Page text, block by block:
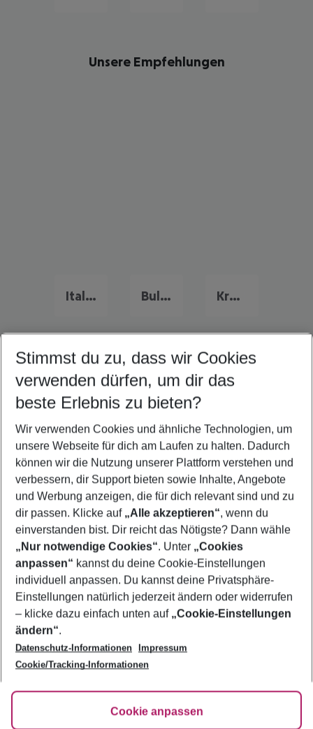
Unsere Empfehlungen
Italien Familienurlaub Bulgarien Familienurlaub Kreta Familienurlaub
Quicklinks
Frübucher Angebote Kroatien für 2026
Last Minute Kroatien
Pauschalreisen Kroatien
Flug & Hotel Kroatien
Urlaub Kroatien
Footer
Footer navigation
Über uns
AGB
Bestpreisgarantie
Cookie-Einstellungen ändern
Cookie-Richtlinie
Agenturbetreuung
Barrierefreies Reisen
HanseMerkur Reiseversicherung
Folge uns
Stimmst du zu, dass wir Cookies
verwenden dürfen, um dir das
beste Erlebnis zu bieten?
Wir verwenden Cookies und ähnliche Technologien, um
unsere Webseite für dich am Laufen zu halten. Dadurch
können wir die Nutzung unserer Plattform verstehen und
verbessern, dir Support bieten sowie Inhalte, Angebote
und Werbung anzeigen, die für dich relevant sind und zu
dir passen. Klicke auf „Alle akzeptieren“, wenn du
einverstanden bist. Dir reicht das Nötigste? Dann wähle
„Nur notwendige Cookies“. Unter „Cookies
anpassen“ kannst du deine Cookie-Einstellungen
individuell anpassen. Du kannst deine Privatsphäre-
Einstellungen natürlich jederzeit ändern oder widerrufen
– klicke dazu einfach unten auf „Cookie-Einstellungen
ändern“.
Datenschutz-Informationen
Impressum
Cookie/Tracking-Informationen
Cookie anpassen